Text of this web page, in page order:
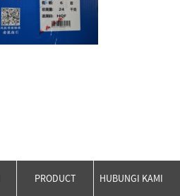
PRODUCT HUBUNGI KAMI